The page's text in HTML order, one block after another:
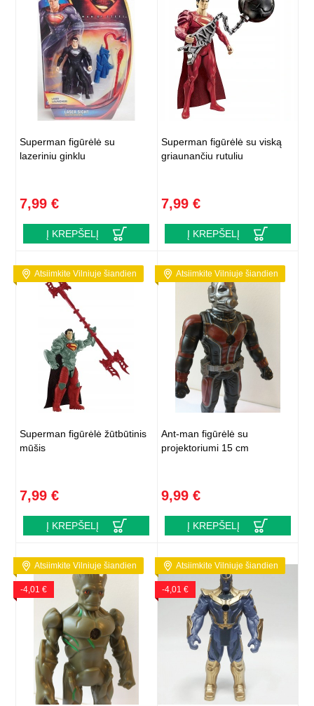
Superman figūrėlė su
lazeriniu ginklu
7,99 €
Į KREPŠELĮ
Superman figūrėlė su viską
griaunančiu rutuliu
7,99 €
Į KREPŠELĮ
Atsiimkite Vilniuje šiandien
Superman figūrėlė žūtbūtinis
mūšis
7,99 €
Į KREPŠELĮ
Atsiimkite Vilniuje šiandien
Ant-man figūrėlė su
projektoriumi 15 cm
9,99 €
Į KREPŠELĮ
Atsiimkite Vilniuje šiandien
-4,01 €
Atsiimkite Vilniuje šiandien
-4,01 €